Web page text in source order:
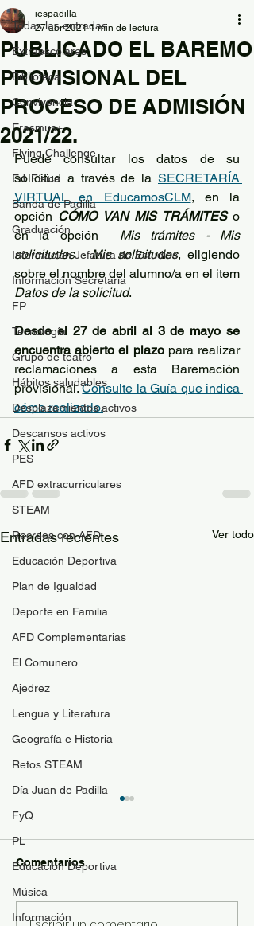
Todas las entradas
Extraescolares
Biblioteca
Convivencia
Erasmus+
Flying Challenge
Ed. Física
Banda de Padilla
Graduación
Información Jefatura de Estudios
Información Secretaría
FP
Tecnología
Grupo de teatro
Hábitos saludables
Desplazamientos activos
Descansos activos
PES
AFD extracurriculares
STEAM
Recreos con AFD
Educación Deportiva
Plan de Igualdad
Deporte en Familia
AFD Complementarias
El Comunero
Ajedrez
Lengua y Literatura
Geografía e Historia
Retos STEAM
Día Juan de Padilla
FyQ
PL
Educacion Deportiva
Música
Información
PUBLICADO EL BAREMO
PROVISIONAL DEL
PROCESO DE ADMISIÓN
2021/22.
iespadilla
27 abr 2021 1 min de lectura
Puede consultar los datos de su
solicitud a través de la SECRETARÍA
VIRTUAL en EducamosCLM, en la
opción CÓMO VAN MIS TRÁMITES o
en la opción Mis trámites - Mis
solicitudes - Mis solicitudes, eligiendo
Datos de la solicitud.
Desde el 27 de abril al 3 de mayo se
encuentra abierto el plazo para realizar
reclamaciones a esta Baremación
provisional. Consulte la Guía que indica
cómo realizarlo.
Entradas recientes Ver todo
Comentarios